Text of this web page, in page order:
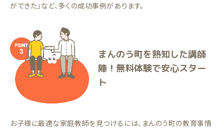
ができた」など、多くの成功事例があります。
まんのう町を熟知した講師
陣！無料体験で安心スター
ト
お子様に最適な家庭教師を見つけるには、まんのう町の教育事情